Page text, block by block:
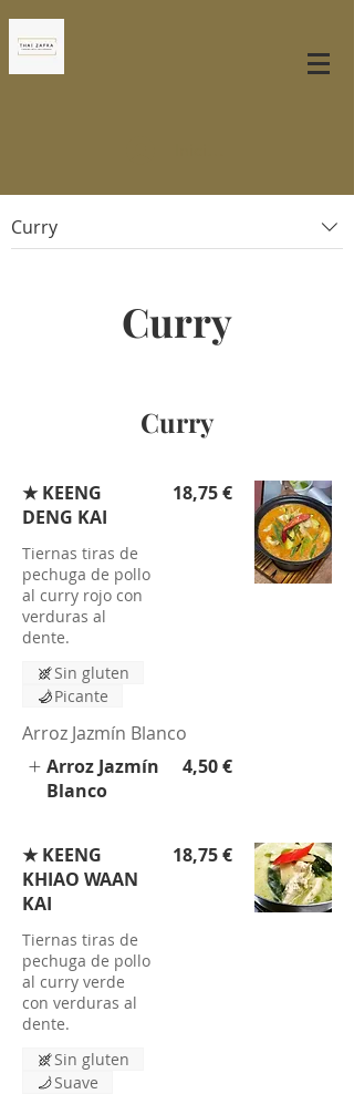
Curry
Curry
Curry
★ KEENG
DENG KAI
Tiernas tiras de
pechuga de pollo
al curry rojo con
verduras al
dente.
18,75 €
Sin gluten
Picante
Arroz Jazmín Blanco
Arroz Jazmín
Blanco
4,50 €
★ KEENG
KHIAO WAAN
KAI
Tiernas tiras de
pechuga de pollo
al curry verde
con verduras al
dente.
18,75 €
Sin gluten
Suave